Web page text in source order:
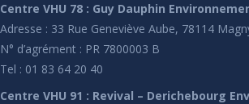
Centre VHU 78 : Guy Dauphin
Adresse : 33 Rue Geneviève Aube, 78114
N° d’agrément : PR 7800003 B
Tel : 01 83 64 20 40
Centre VHU 91 : Revival – Derichebourg